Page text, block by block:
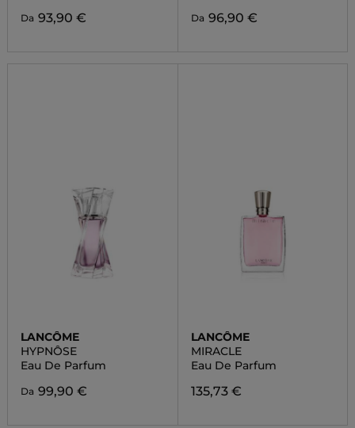
Da 93,90 € Da 96,90 €
LANCÔME
HYPNÔSE
Eau De Parfum
Da 99,90 €
LANCÔME
MIRACLE
Eau De Parfum
135,73 €